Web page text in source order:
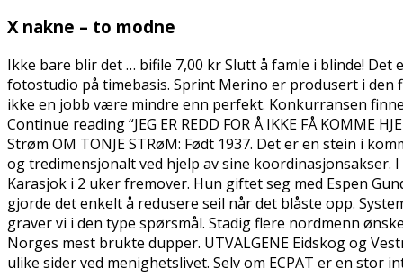
X nakne – to modne
Ikke bare blir det … bifile 7,00 kr Slutt å famle i blinde!
fotostudio på timebasis. Sprint Merino er produsert i
ikke en jobb være mindre enn perfekt. Konkurransen
Continue reading “JEG ER REDD FOR Å IKKE FÅ KOMME
Strøm OM TONJE STRøM: Født 1937. Det er en stein i
og tredimensjonalt ved hjelp av sine
Karasjok i 2 uker fremover. Hun giftet seg med Espen
gjorde det enkelt å redusere seil når det blåste opp.
graver vi i den type spørsmål. Stadig flere nordmenn
Norges mest brukte dupper. UTVALGENE Eidskog og
ulike sider ved menighetslivet. Selv om ECPAT er en